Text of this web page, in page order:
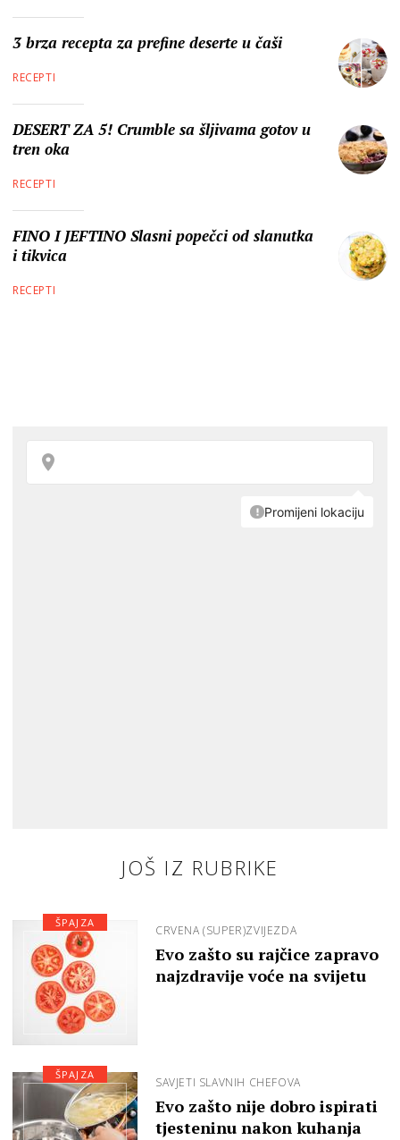
3 brza recepta za prefine deserte u čaši
RECEPTI
DESERT ZA 5! Crumble sa šljivama gotov u
tren oka
RECEPTI
FINO I JEFTINO Slasni popečci od slanutka
i tikvica
RECEPTI
JOŠ IZ RUBRIKE
CRVENA (SUPER)ZVIJEZDA
Evo zašto su rajčice zapravo
najzdravije voće na svijetu
ŠPAJZA
SAVJETI SLAVNIH CHEFOVA
Evo zašto nije dobro ispirati
tjesteninu nakon kuhanja
ŠPAJZA